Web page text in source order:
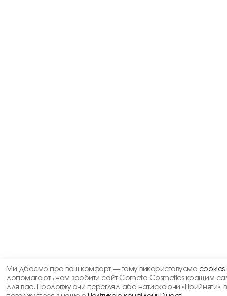
Ми дбаємо про ваш комфорт — тому використовуємо cookies
допомагають нам зробити сайт Cometa Cosmetics кращим
для вас. Продовжуючи перегляд або натискаючи «Прийняти»,